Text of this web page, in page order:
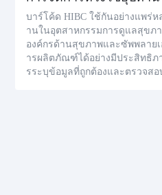
บาร์โค้ด HIBC ใช้กันอย่างแพร่
านในอุตสาหกรรมการดูแลสุขภ
องค์กรด้านสุขภาพและซัพพลาย
ารผลิตภัณฑ์ได้อย่างมีประสิทธิภ
รระบุข้อมูลที่ถูกต้องและตรวจส